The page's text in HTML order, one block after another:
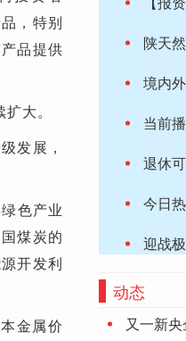
，特别
品提供
大。
发展，
色产业
煤炭的
开发利
金属价
陕天然气：
境内外1900家企业云
当前播报:首
退休可以领经
今日热搜：
迎战极端高
今日关注：
武城农商银行
动态
又一新央企